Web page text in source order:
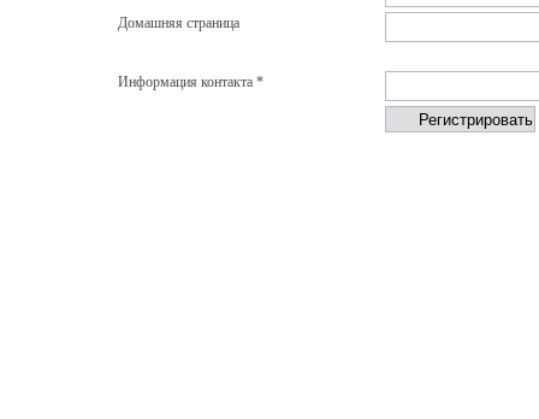
Домашняя страница
Информация контакта *